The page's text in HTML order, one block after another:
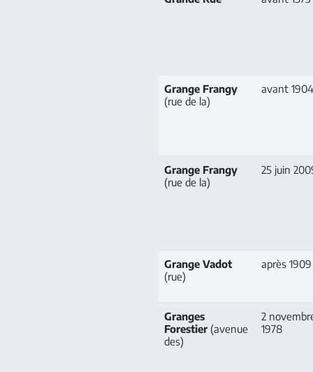
Grange Frangy
(rue de la)
avant
Grange Frangy
(rue de la)
25 juin
Grange Vadot
(rue)
après 1909
Granges
Forestier (avenue
des)
2
1978